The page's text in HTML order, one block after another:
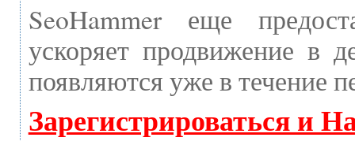
SeoHammer еще
ускоряет продвижение в
появляются уже в течение
Зарегистрироваться и